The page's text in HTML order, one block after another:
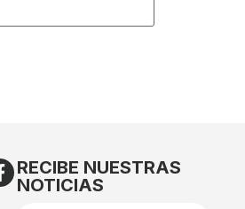
RECIBE NUESTRAS
NOTICIAS